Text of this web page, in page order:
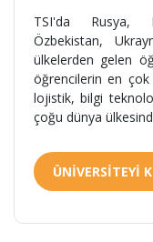
TSI'da Rusya,
Özbekistan,
ülkelerden gelen
öğrencilerin en çok
lojistik, bilgi
çoğu dünya
ÜNİVERSİTEYİ